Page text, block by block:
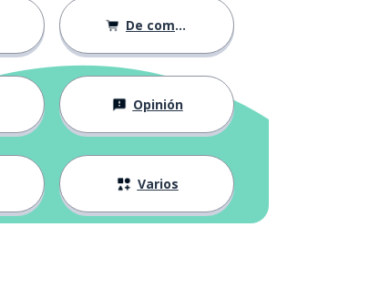
De compras
Opinión
Varios